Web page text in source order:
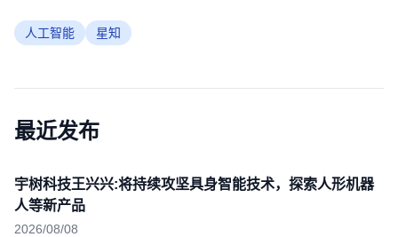
人工智能 星知
最近发布
宇树科技王兴兴:将持续攻坚具身智能技术，探索人形机器
人等新产品
2026/08/08